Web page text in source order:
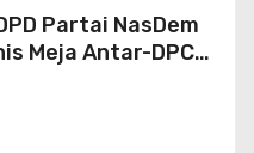
Partai NasDem
Meja Antar-DPC